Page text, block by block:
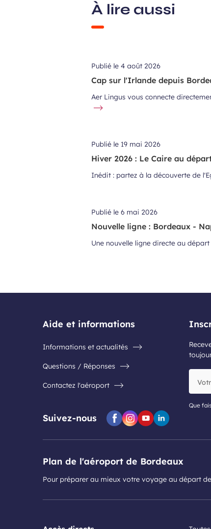
À lire aussi
Publié le4 août 2026
Cap sur l'Irlande depuis
Aer Lingus vous connecte
Publié le 19 mai 2026
Hiver 2026 : Le Caire au
Inédit : partez à la découverte de
Publié le6 mai 2026
Nouvelle ligne : Bordeaux -
Une nouvelle ligne directe au
Aide et informations
Informations et actualités
Questions / Réponses
Contactez l'aéroport
Suivez-nous Facebook
Instagram
YoutubeLinkedin
e-
Que
Plan de l'aéroport de Bordeaux
Pour préparer au mieux votre voyage au départ